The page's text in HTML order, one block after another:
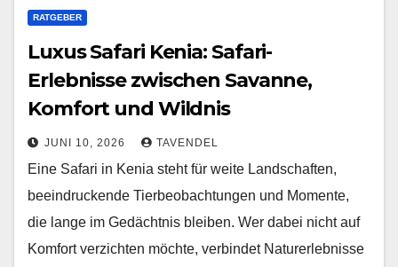
RATGEBER
Luxus Safari Kenia: Safari-
Erlebnisse zwischen Savanne,
Komfort und Wildnis
JUNI 10, 2026 TAVENDEL
Eine Safari in Kenia steht für weite Landschaften,
beeindruckende Tierbeobachtungen und Momente,
die lange im Gedächtnis bleiben. Wer dabei nicht auf
Komfort verzichten möchte, verbindet Naturerlebnisse